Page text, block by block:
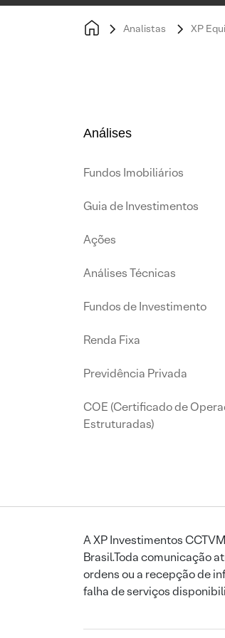
Analistas XP
Análises
Fundos Imobiliários
Guia de Investimentos
Ações
Análises Técnicas
Fundos de Investimento
Renda Fixa
Previdência Privada
COE (Certificado de
Estruturadas)
A XP Investimentos
Brasil.Toda comunicação
ordens ou a recepção de
falha de serviços